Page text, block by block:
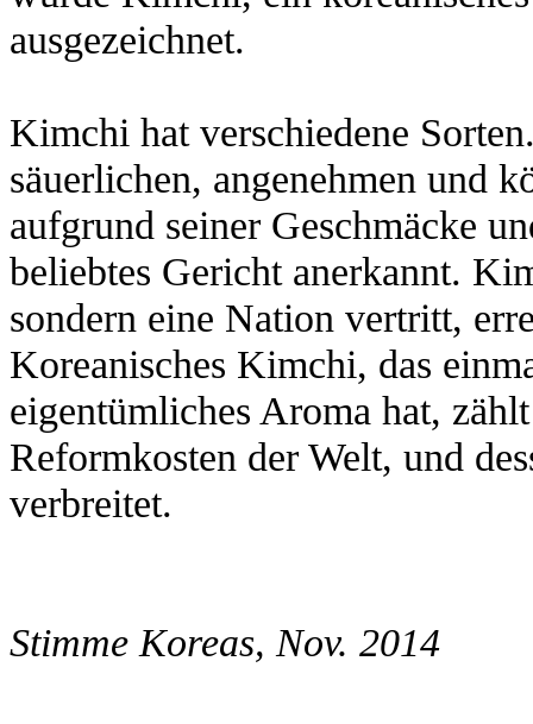
ausgezeichnet.
Kimchi hat verschiedene
säuerlichen, angenehmen und
aufgrund seiner Geschmäcke
beliebtes Gericht anerkannt.
sondern eine Nation vertritt,
Koreanisches Kimchi, das
eigentümliches Aroma hat,
Reformkosten der Welt, und
verbreitet.
Stimme Koreas, Nov. 2014